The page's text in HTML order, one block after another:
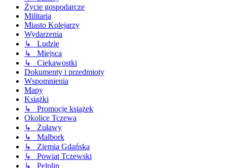
Życie gospodarcze
Militaria
Miasto Kolejarzy
Wydarzenia
↳ Ludzie
↳ Miejsca
↳ Ciekawostki
Dokumenty i przedmioty
Wspomnienia
Mapy
Książki
↳ Promocje książek
Okolice Tczewa
↳ Żuławy
↳ Malbork
↳ Ziemia Gdańska
↳ Powiat Tczewski
↳ Pelplin